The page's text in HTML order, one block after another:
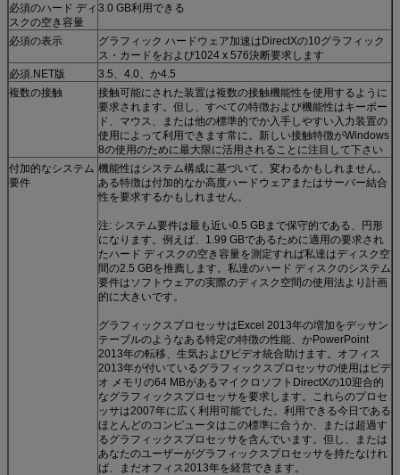
必須のハード ディ
スクの空き容量
3.0 GB利用できる
必須の表示
グラフィック ハードウェア加速はDirectXの10グラフィック
ス・カードをおよび1024 x 576決断要求します
必須.NET版
3.5、4.0、か4.5
複数の接触
接触可能にされた装置は複数の接触機能性を使用するように
要求されます。但し、すべての特徴および機能性はキーボー
ド、マウス、または他の標準的でか入手しやすい入力装置の
使用によって利用できます常に。新しい接触特徴がWindows
8の使用のために最大限に活用されることに注目して下さい
付加的なシステム
要件
機能性はシステム構成に基づいて、変わるかもしれません。
ある特徴は付加的なか高度ハードウェアまたはサーバー結合
性を要求するかもしれません。
注: システム要件は最も近い0.5 GBまで保守的である、円形
になります。例えば、1.99 GBであるために適用の要求され
たハード ディスクの空き容量を測定すれば私達はディスク空
間の2.5 GBを推薦します。私達のハード ディスクのシステム
要件はソフトウェアの実際のディスク空間の使用法より計画
的に大きいです。
グラフィックスプロセッサはExcel 2013年の増加をデッサン
テーブルのようなある特定の特徴の性能、かPowerPoint
2013年の転移、生気およびビデオ統合助けます。オフィス
2013年が付いているグラフィックスプロセッサの使用はビデ
オ メモリの64 MBがあるマイクロソフトDirectXの10迎合的
なグラフィックスプロセッサを要求します。これらのプロセ
ッサは2007年に広く利用可能でした。利用できる今日である
ほとんどのコンピュータはこの標準に合うか、または超過す
るグラフィックスプロセッサを含んでいます。但し、または
あなたのユーザーがグラフィックスプロセッサを持たなけれ
ば、まだオフィス2013年を経営できます。